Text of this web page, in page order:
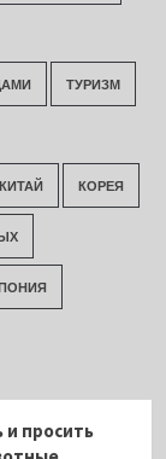
ТУРИЗМ
КИТАЙ КОРЕЯ
просить